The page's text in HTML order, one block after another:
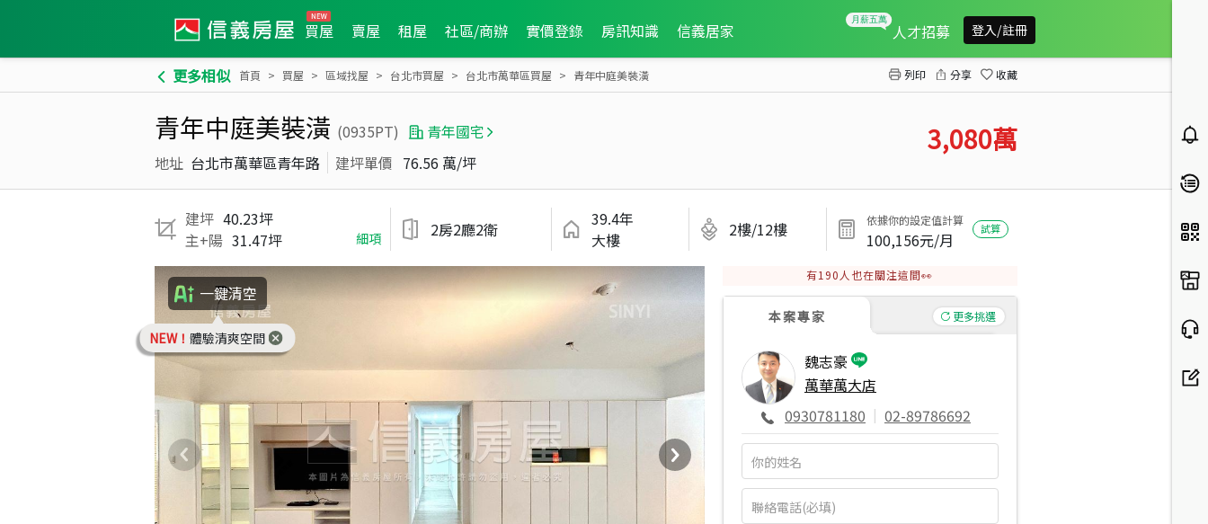
買屋 賣屋 租屋 社區/商辦 實價登錄 房訊知識 信義居家 人才招募 登入/註冊
更多相似 首頁 買屋 區域找屋 台北市買屋 台北市萬華區買屋 青年中庭美裝潢 列印 分享 收藏
青年中庭美裝潢 (0935PT)
青年國宅
地址 台北市萬華區青年路 建坪單價 76.56 萬/坪
3,080萬
建坪 40.23坪
主+陽 31.47坪 細項 2房2廳2衛
39.4年
大樓
2樓/12樓 依據你的設定值計算
100,156元/月
試算
一鍵清空
NEW！ 體驗清爽空間
有190 人也在關注這間👀
本案專家 更多挑選
魏志豪
萬華萬大店
0930781180 | 02-89786692